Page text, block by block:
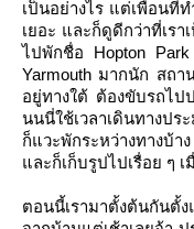
เป็นอย่างไร แต่เพื่อนที่
เยอะ และก็ดูดีกว่าที่เร
ไปพักชื่อ Hopton Park
Yarmouth มากนัก สถ
อยู่ทางใต้ ต้องขับรถไป
นนนี่ใช้เวลาเดินทางป
ก็แวะพักระหว่างทางบ้า
ละก็เก็บรูปไปเรื่อย ๆ เ
ตอนนี้เรามาตั้งต้นกันตั้